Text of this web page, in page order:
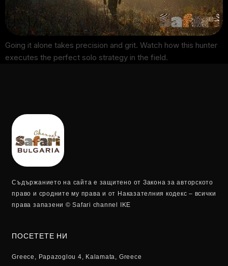
Going it alone takes precision and grit. Watch how this hunter
executes the perfect solo strategy in the field.
Съдържанието на сайта е защитено от Закона за авторското
право и сродните му права и от Наказателния кодекс – всички
права запазени © Safari channel IKE
ПОСЕТЕТЕ НИ
Greece, Papazoglou 4, Kalamata, Greece